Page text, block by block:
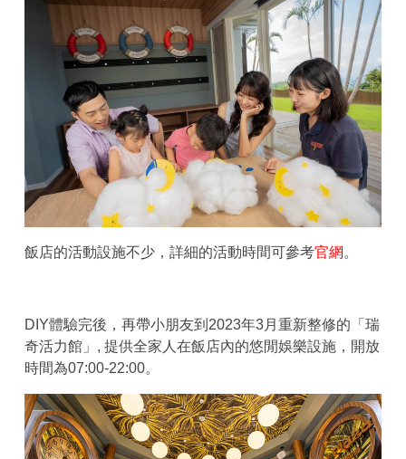
飯店的活動設施不少，詳細的活動時間可參考官網 。
DIY體驗完後，再帶小朋友到2023年3月重新整修的「瑞
奇活力館」, 提供全家人在飯店內的悠閒娛樂設施，開放
時間為07:00-22:00。